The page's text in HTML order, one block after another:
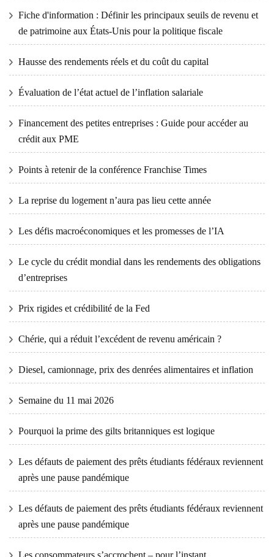
Fiche d'information : Définir les principaux seuils de revenu et
de patrimoine aux États-Unis pour la politique fiscale
Hausse des rendements réels et du coût du capital
Évaluation de l’état actuel de l’inflation salariale
Financement des petites entreprises : Guide pour accéder au
crédit aux PME
Points à retenir de la conférence Franchise Times
La reprise du logement n’aura pas lieu cette année
Les défis macroéconomiques et les promesses de l’IA
Le cycle du crédit mondial dans les rendements des obligations
d’entreprises
Prix ​​​​rigides et crédibilité de la Fed
Chérie, qui a réduit l’excédent de revenu américain ?
Diesel, camionnage, prix des denrées alimentaires et inflation
Semaine du 11 mai 2026
Pourquoi la prime des gilts britanniques est logique
Les défauts de paiement des prêts étudiants fédéraux reviennent
après une pause pandémique
Les défauts de paiement des prêts étudiants fédéraux reviennent
après une pause pandémique